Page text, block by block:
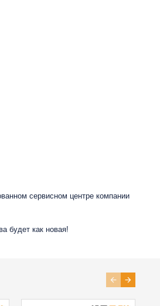
сервисном центре компании
будет как новая!